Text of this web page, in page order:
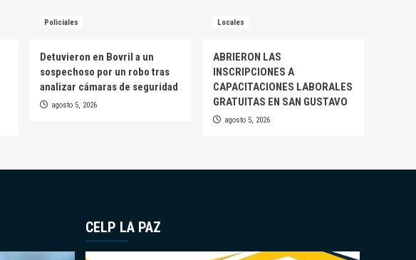
Policiales
Detuvieron en Bovril a un
sospechoso por un robo tras
analizar cámaras de seguridad
agosto 5, 2026
Locales
ABRIERON LAS
INSCRIPCIONES A
CAPACITACIONES LABORALES
GRATUITAS EN SAN GUSTAVO
agosto 5, 2026
CELP LA PAZ